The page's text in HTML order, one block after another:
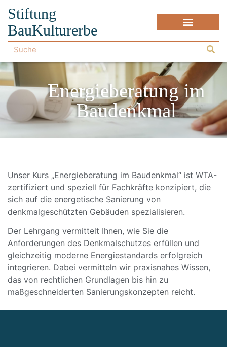
Stiftung
BauKulturerbe
Energieberatung im
Baudenkmal
Unser Kurs „Energieberatung im Baudenkmal“ ist WTA-
zertifiziert und speziell für Fachkräfte konzipiert, die
sich auf die energetische Sanierung von
denkmalgeschützten Gebäuden spezialisieren.
Der Lehrgang vermittelt Ihnen, wie Sie die
Anforderungen des Denkmalschutzes erfüllen und
gleichzeitig moderne Energiestandards erfolgreich
integrieren. Dabei vermitteln wir praxisnahes Wissen,
das von rechtlichen Grundlagen bis hin zu
maßgeschneiderten Sanierungskonzepten reicht.